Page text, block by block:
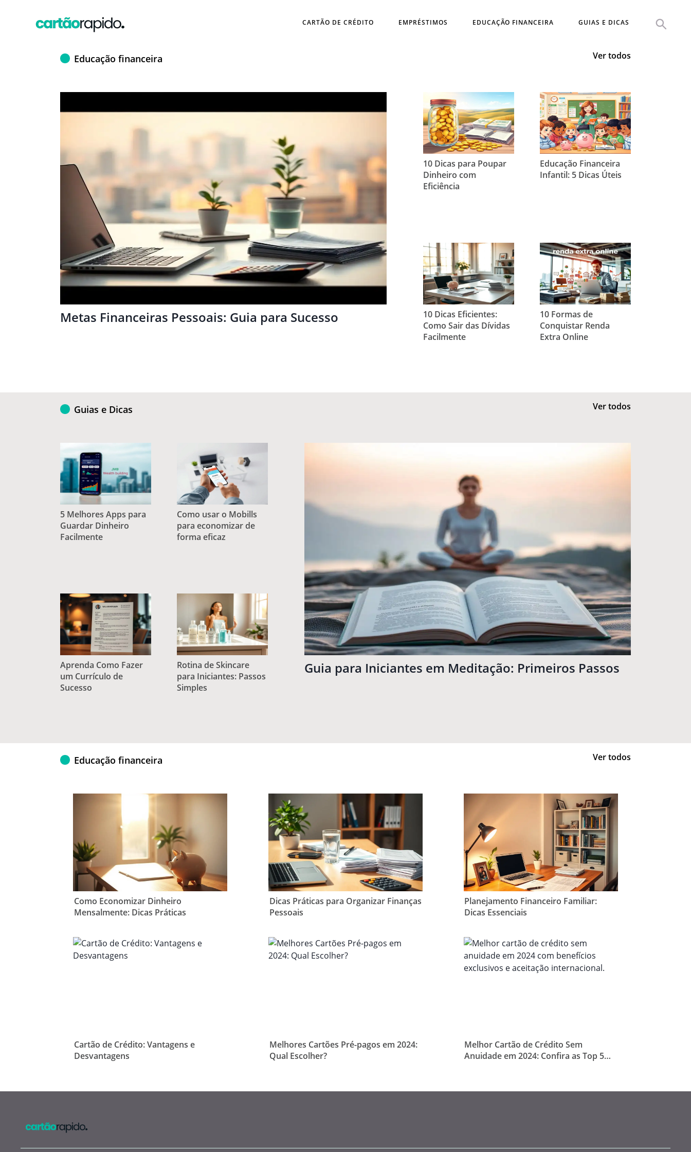
CARTÃO DE CRÉDITO EMPRÉSTIMOS EDUCAÇÃO FINANCEIRA GUIAS E DICAS
Educação financeira Ver todos
Metas Financeiras Pessoais: Guia para Sucesso
10 Dicas para Poupar
Dinheiro com
Eficiência
Educação Financeira
Infantil: 5 Dicas Úteis
10 Dicas Eficientes:
Como Sair das Dívidas
Facilmente
10 Formas de
Conquistar Renda
Extra Online
Guias e Dicas Ver todos
5 Melhores Apps para
Guardar Dinheiro
Facilmente
Como usar o Mobills
para economizar de
forma eficaz
Aprenda Como Fazer
um Currículo de
Sucesso
Rotina de Skincare
para Iniciantes: Passos
Simples
Guia para Iniciantes em Meditação: Primeiros Passos
Educação financeira Ver todos
Como Economizar Dinheiro
Mensalmente: Dicas Práticas
Dicas Práticas para Organizar Finanças
Pessoais
Planejamento Financeiro Familiar:
Dicas Essenciais
Cartão de Crédito: Vantagens e
Desvantagens
Melhores Cartões Pré-pagos em 2024:
Qual Escolher?
Melhor Cartão de Crédito Sem
Anuidade em 2024: Confira as Top 5